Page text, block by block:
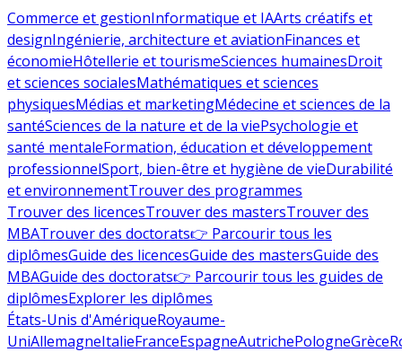
Commerce et gestionInformatique et IAArts créatifs et
designIngénierie, architecture et aviationFinances et
économieHôtellerie et tourismeSciences humainesDroit
et sciences socialesMathématiques et sciences
physiquesMédias et marketingMédecine et sciences de la
santéSciences de la nature et de la viePsychologie et
santé mentaleFormation, éducation et développement
professionnelSport, bien-être et hygiène de vieDurabilité
et environnementTrouver des programmes
Trouver des licencesTrouver des mastersTrouver des
MBATrouver des doctorats👉 Parcourir tous les
diplômesGuide des licencesGuide des mastersGuide des
MBAGuide des doctorats👉 Parcourir tous les guides de
diplômesExplorer les diplômes
États-Unis d'AmériqueRoyaume-
UniAllemagneItalieFranceEspagneAutrichePologneGrèce